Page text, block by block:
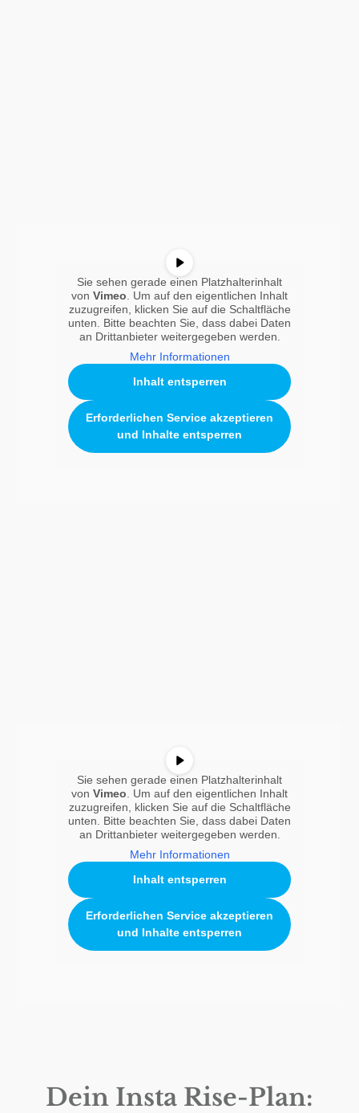
Sie sehen gerade einen Platzhalterinhalt
von Vimeo . Um auf den eigentlichen Inhalt
zuzugreifen, klicken Sie auf die Schaltfläche
unten. Bitte beachten Sie, dass dabei Daten
an Drittanbieter weitergegeben werden.
Mehr Informationen
Inhalt entsperren
Erforderlichen Service akzeptieren
und Inhalte entsperren
Sie sehen gerade einen Platzhalterinhalt
von Vimeo . Um auf den eigentlichen Inhalt
zuzugreifen, klicken Sie auf die Schaltfläche
unten. Bitte beachten Sie, dass dabei Daten
an Drittanbieter weitergegeben werden.
Mehr Informationen
Inhalt entsperren
Erforderlichen Service akzeptieren
und Inhalte entsperren
Dein Insta Rise-Plan: